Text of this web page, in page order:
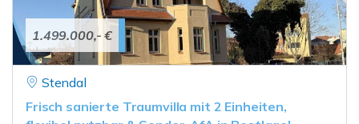
1.499.000,- €
Stendal
Frisch sanierte Traumvilla mit 2 Einheiten,